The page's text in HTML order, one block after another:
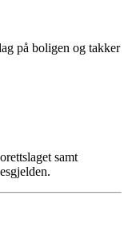
på boligen og takker
samt